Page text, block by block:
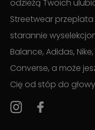
odzieżą Twoich
Streetwear przeplata
starannie
Balance, Adidas,
Converse, a może
Cię od stóp do